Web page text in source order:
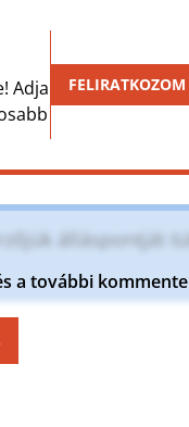
Adja
álláspontját
a további